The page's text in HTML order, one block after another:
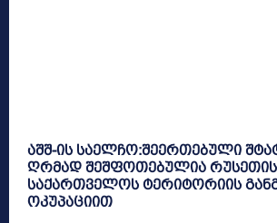
აშშ-ის საელჩო:შეერთებული
ღრმად შეშფოთებულია რუსეთის
საქართველოს ტერიტორიის
ოკუპაციით